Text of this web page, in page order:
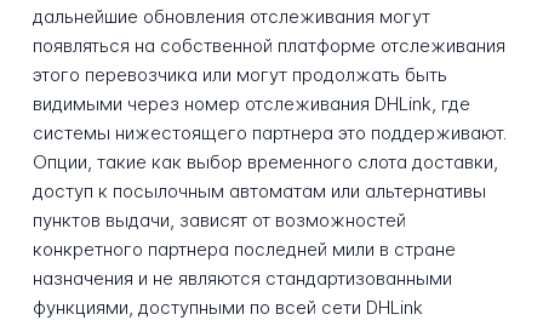
дальнейшие обновления отслеживания могут
появляться на собственной платформе отслеживания
этого перевозчика или могут продолжать быть
видимыми через номер отслеживания DHLink, где
системы нижестоящего партнера это поддерживают.
Опции, такие как выбор временного слота доставки,
доступ к посылочным автоматам или альтернативы
пунктов выдачи, зависят от возможностей
конкретного партнера последней мили в стране
назначения и не являются стандартизованными
функциями, доступными по всей сети DHLink